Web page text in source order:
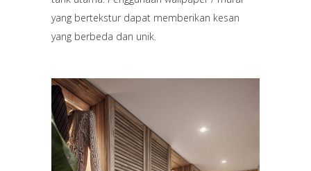
yang bertekstur dapat memberikan kesan
yang berbeda dan unik.